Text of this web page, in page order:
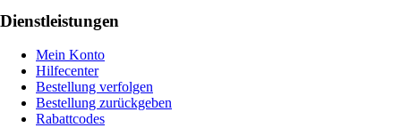
Dienstleistungen
Mein Konto
Hilfecenter
Bestellung verfolgen
Bestellung zurückgeben
Rabattcodes